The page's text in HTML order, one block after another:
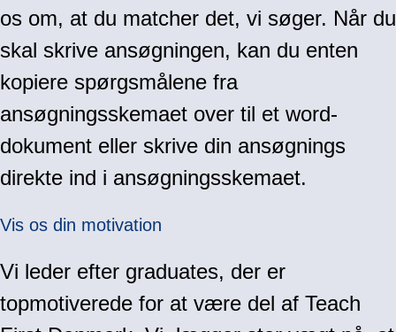
os om, at du matcher det, vi søger. Når du
skal skrive ansøgningen, kan du enten
kopiere spørgsmålene fra
ansøgningsskemaet over til et word-
dokument eller skrive din ansøgnings
direkte ind i ansøgningsskemaet.
Vis os din motivation
Vi leder efter graduates, der er
topmotiverede for at være del af Teach